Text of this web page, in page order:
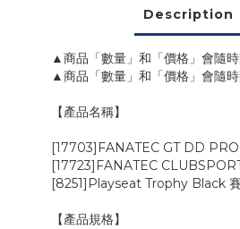
Description
▲商品「數量」和「價格」會隨
▲商品「數量」和「價格」會隨
【產品名稱】
[17703]FANATEC GT DD
[17723]FANATEC
[8251]Playseat Trophy Black
【產品規格】